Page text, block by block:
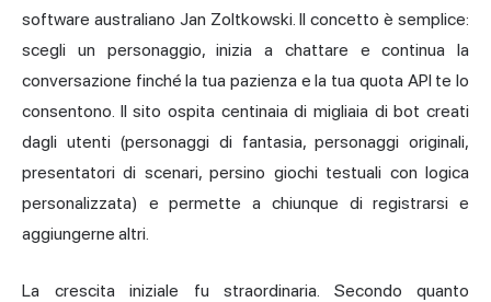
software australiano Jan Zoltkowski. Il concetto è semplice:
scegli un personaggio, inizia a chattare e continua la
conversazione finché la tua pazienza e la tua quota API te lo
consentono. Il sito ospita centinaia di migliaia di bot creati
dagli utenti (personaggi di fantasia, personaggi originali,
presentatori di scenari, persino giochi testuali con logica
personalizzata) e permette a chiunque di registrarsi e
aggiungerne altri.
La crescita iniziale fu straordinaria. Secondo quanto